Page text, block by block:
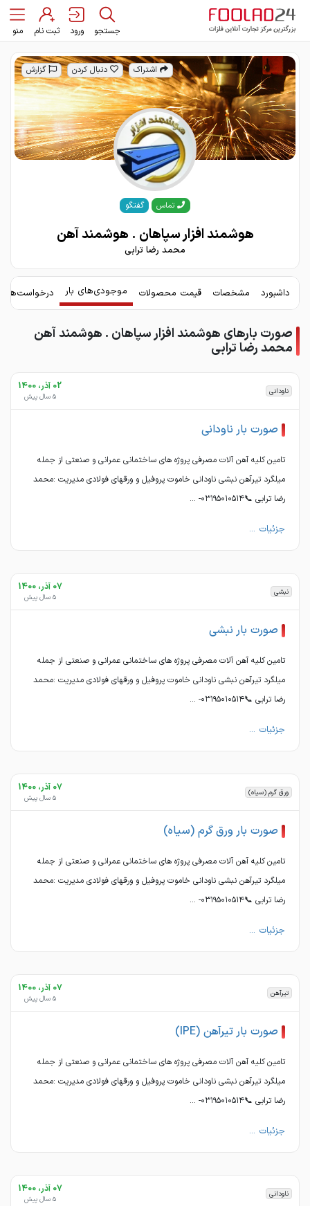
جستجو ورود ثبت نام منو
اشتراک دنبال کردن گزارش
تماس گفتگو
هوشمند افزار سپاهان . هوشمند آهن
محمد رضا ترابی
داشبورد مشخصات قیمت محصولات موجودی‌های بار
صورت بارهای هوشمند افزار سپاهان . هوشمند آهن
محمد رضا ترابی
ناودانی 02 آذر، 1400
5 سال پیش
صورت بار ناودانی
تامین کلیه آهن آلات مصرفی پروژه های ساختمانی عمرانی و صنعتی از جمله
میلگرد تیرآهن نبشی ناودانی خاموت پروفیل و ورقهای فولادی مدیریت :محمد
رضا ترابی 📞۰۳۱۹۵۰۱۰۵۱۴- ...
جزئیات ...
نبشی 07 آذر، 1400
5 سال پیش
صورت بار نبشی
تامین کلیه آهن آلات مصرفی پروژه های ساختمانی عمرانی و صنعتی از جمله
میلگرد تیرآهن نبشی ناودانی خاموت پروفیل و ورقهای فولادی مدیریت :محمد
رضا ترابی 📞۰۳۱۹۵۰۱۰۵۱۴- ...
جزئیات ...
ورق گرم (سیاه) 07 آذر، 1400
5 سال پیش
صورت بار ورق گرم (سیاه)
تامین کلیه آهن آلات مصرفی پروژه های ساختمانی عمرانی و صنعتی از جمله
میلگرد تیرآهن نبشی ناودانی خاموت پروفیل و ورقهای فولادی مدیریت :محمد
رضا ترابی 📞۰۳۱۹۵۰۱۰۵۱۴- ...
جزئیات ...
تیرآهن 07 آذر، 1400
5 سال پیش
صورت بار تیرآهن (IPE)
تامین کلیه آهن آلات مصرفی پروژه های ساختمانی عمرانی و صنعتی از جمله
میلگرد تیرآهن نبشی ناودانی خاموت پروفیل و ورقهای فولادی مدیریت :محمد
رضا ترابی 📞۰۳۱۹۵۰۱۰۵۱۴- ...
جزئیات ...
ناودانی 07 آذر، 1400
5 سال پیش